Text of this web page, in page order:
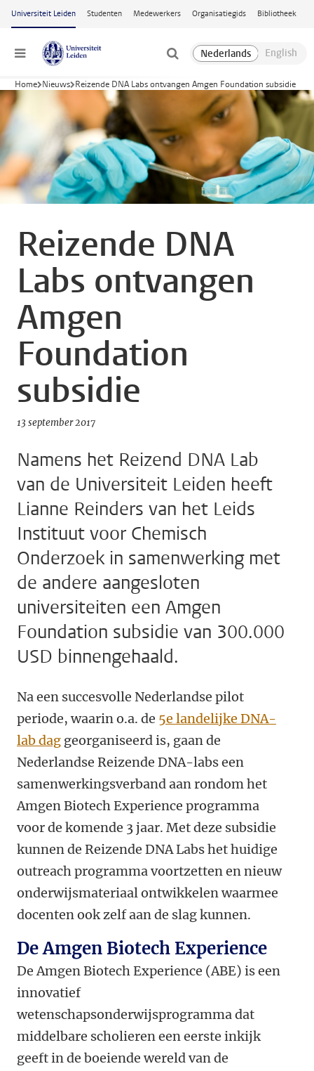
Ga naar hoofdinhoud
Universiteit Leiden Studenten Medewerkers Organisatiegids Bibliotheek
Menu
Home Nieuws Reizende DNA Labs ontvangen Amgen Foundation subsidie
Reizende DNA
Labs ontvangen
Amgen
Foundation
subsidie
13 september 2017
Namens het Reizend DNA Lab
van de Universiteit Leiden heeft
Lianne Reinders van het Leids
Instituut voor Chemisch
Onderzoek in samenwerking met
de andere aangesloten
universiteiten een Amgen
Foundation subsidie van 300.000
USD binnengehaald.
Na een succesvolle Nederlandse pilot
periode, waarin o.a. de 5e landelijke DNA-
lab dag georganiseerd is, gaan de
Nederlandse Reizende DNA-labs een
samenwerkingsverband aan rondom het
Amgen Biotech Experience programma
voor de komende 3 jaar. Met deze subsidie
kunnen de Reizende DNA Labs het huidige
outreach programma voortzetten en nieuw
onderwijsmateriaal ontwikkelen waarmee
docenten ook zelf aan de slag kunnen.
De Amgen Biotech Experience
De Amgen Biotech Experience (ABE) is een
innovatief
wetenschapsonderwijsprogramma dat
middelbare scholieren een eerste inkijk
geeft in de boeiende wereld van de